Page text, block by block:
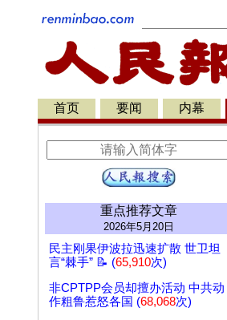
首页 要闻 内幕
重点推荐文章
2026年5月20日
民主刚果伊波拉迅速扩散 世卫坦
言“棘手” 📝 (65,910次)
非CPTPP会员却擅办活动 中共动
作粗鲁惹怒各国 (68,068次)